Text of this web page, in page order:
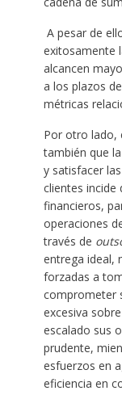
A pesar de
exitosamente
alcancen
a los plazos
métricas
Por otro lado,
también que
y satisfacer
clientes incide
financieros,
operaciones
través de
entrega ideal,
forzadas a
comprometer
excesiva
escalado sus
prudente,
esfuerzos en
eficiencia en